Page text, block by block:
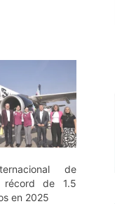
de
récord de 1.5
en 2025